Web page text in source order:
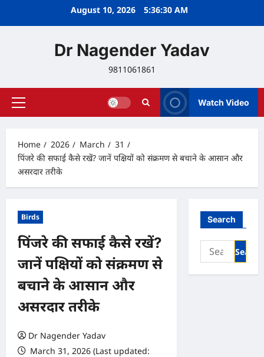
August 10, 2026 5:36:31 AM
Dr Nagender Yadav
9811061861
Primary
Watch Video
Home 2026 March
31
पिंजरे की सफाई कैसे रखें? जानें पक्षियों को संक्रमण से बचाने के आसान और
असरदार तरीके
Birds
पिंजरे की सफाई कैसे रखें?
जानें पक्षियों को संक्रमण से
बचाने के आसान और
असरदार तरीके
Dr Nagender Yadav
March 31, 2026 (Last updated:
Search
Search
for: